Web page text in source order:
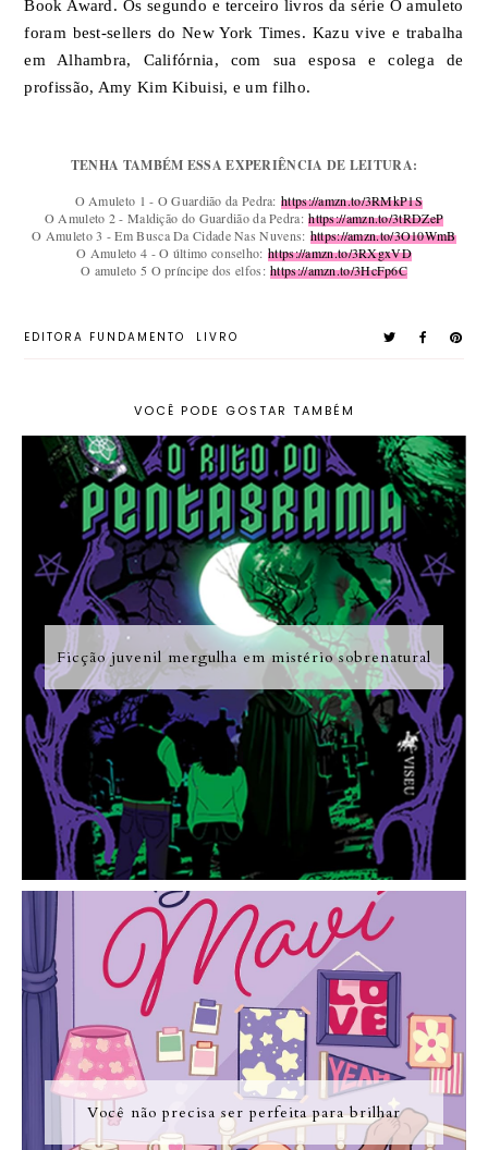
Book Award. Os segundo e terceiro livros da série O amuleto
foram best-sellers do New York Times. Kazu vive e trabalha
em Alhambra, Califórnia, com sua esposa e colega de
profissão, Amy Kim Kibuisi, e um filho.
TENHA TAMBÉM ESSA EXPERIÊNCIA DE LEITURA:
O Amuleto 1 - O Guardião da Pedra:https://amzn.to/3RMkP1S
O Amuleto 2 - Maldição do Guardião da Pedra:https://amzn.to/3tRDZeP
O Amuleto 3 - Em Busca Da Cidade Nas Nuvens: https://amzn.to/3O10WmB
O Amuleto 4 - O último conselho: https://amzn.to/3RXgxVD
O amuleto 5 O príncipe dos elfos:https://amzn.to/3HcFp6C
EDITORA FUNDAMENTO LIVRO
VOCÊ PODE GOSTAR TAMBÉM
Ficção juvenil mergulha em mistério sobrenatural
Você não precisa ser perfeita para brilhar